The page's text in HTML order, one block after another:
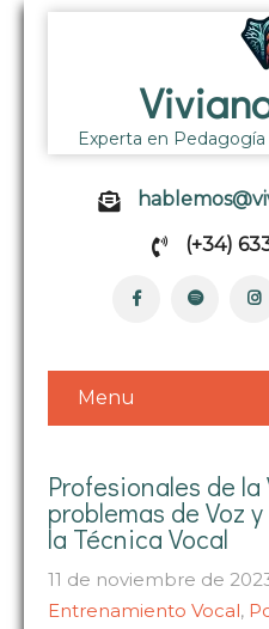
Experta en Pedagogía
(+34)
Menu
Profesionales de
problemas de Voz
la Técnica Vocal
11 de noviembre de
Entrenamiento Vocal,